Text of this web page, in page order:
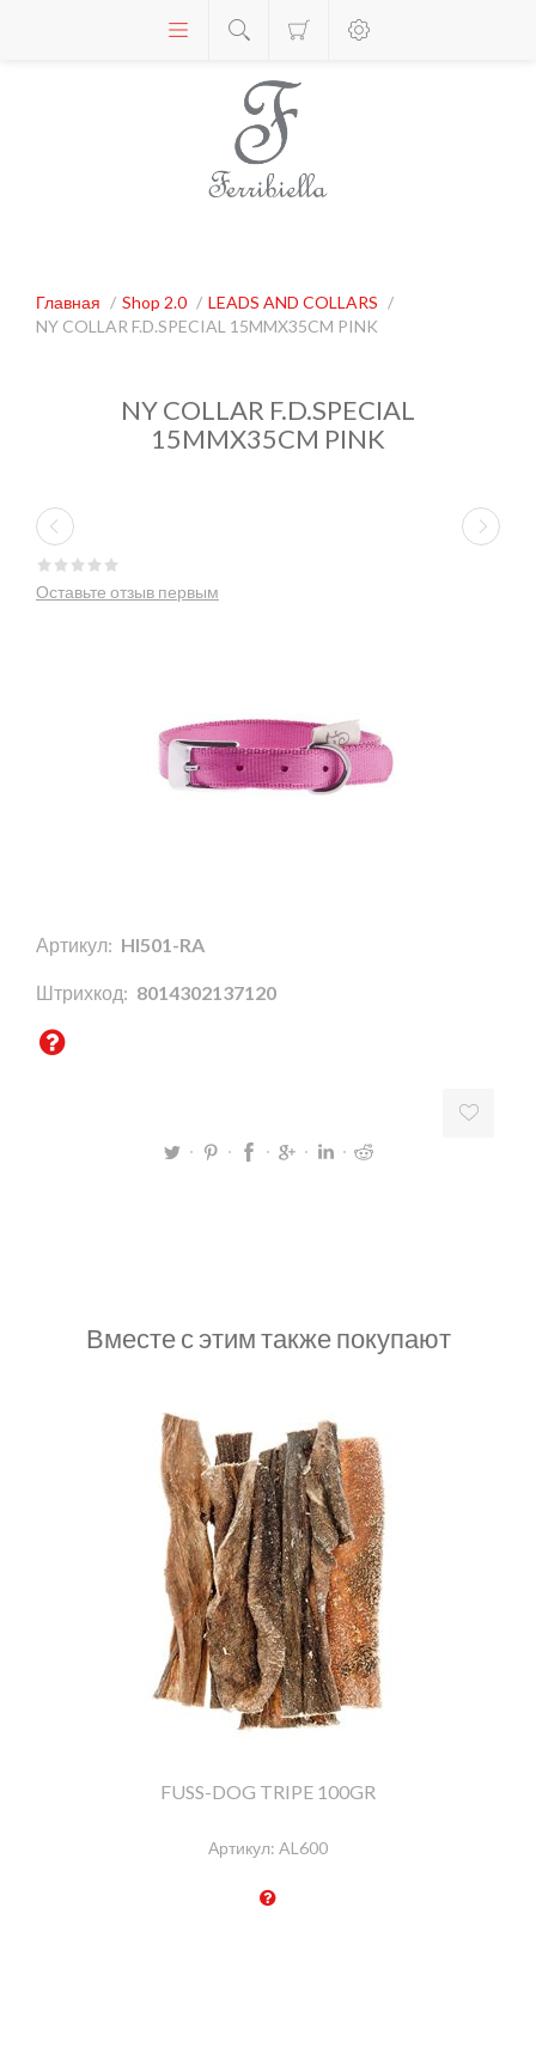
Главная / Shop 2.0 / LEADS AND COLLARS /
NY COLLAR F.D.SPECIAL 15MMX35CM PINK
NY COLLAR F.D.SPECIAL
15MMX35CM PINK
Оставьте отзыв первым
Артикул: HI501-RA
Штрихкод: 8014302137120
Вместе с этим также покупают
FUSS-DOG TRIPE 100GR
Артикул: AL600